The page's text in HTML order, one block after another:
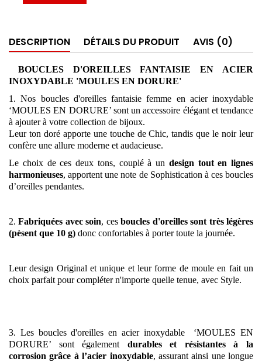
DESCRIPTION DÉTAILS DU PRODUIT AVIS (0)
BOUCLES D'OREILLES FANTAISIE EN ACIER
INOXYDABLE 'MOULES EN DORURE'
1. Nos boucles d'oreilles fantaisie femme en acier inoxydable
‘MOULES EN DORURE’ sont un accessoire élégant et tendance
à ajouter à votre collection de bijoux.
Leur ton doré apporte une touche de Chic, tandis que le noir leur
confère une allure moderne et audacieuse.
Le choix de ces deux tons, couplé à un design tout en lignes
harmonieuses, apportent une note de Sophistication à ces boucles
d’oreilles pendantes.
2.Fabriquées avec soin, cesboucles d'oreilles sont très légères
(pèsent que 10 g) donc confortables à porter toute la journée.
Leur design Original et unique et leur forme de moule en fait un
choix parfait pour compléter n'importe quelle tenue, avec Style.
3. Les boucles d'oreilles en acier inoxydable
‘MOULES EN
DORURE’ sont également durables et résistantes à la
corrosion grâce à l’acier inoxydable, assurant ainsi une longue